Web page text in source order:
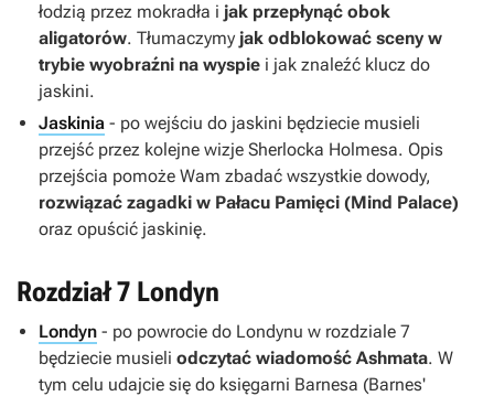
łodzią przez mokradła i jak przepłynąć obok
aligatorów. Tłumaczymy jak odblokować sceny w
trybie wyobraźni na wyspie i jak znaleźć klucz do
jaskini.
Jaskinia - po wejściu do jaskini będziecie musieli
przejść przez kolejne wizje Sherlocka Holmesa. Opis
przejścia pomoże Wam zbadać wszystkie dowody,
rozwiązać zagadki w Pałacu Pamięci (Mind Palace)
oraz opuścić jaskinię.
Rozdział 7 Londyn
Londyn - po powrocie do Londynu w rozdziale 7
będziecie musieli odczytać wiadomość Ashmata. W
tym celu udajcie się do księgarni Barnesa (Barnes'